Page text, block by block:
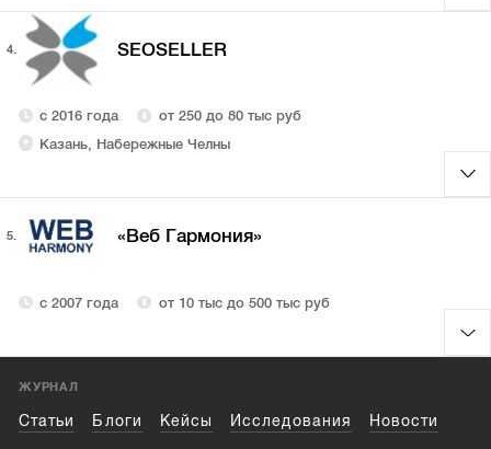
4. SEOSELLER
с 2016 года
от 250 до 80 тыс руб
Казань, Набережные Челны
5. «Веб Гармония»
с 2007 года от 10 тыс до 500 тыс руб
ЖУРНАЛ
Статьи Блоги Кейсы Исследования Новости